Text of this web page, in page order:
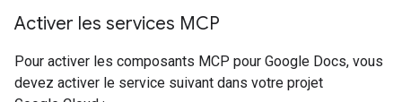
Activer les services MCP
Pour activer les composants MCP pour Google Docs, vous
devez activer le service suivant dans votre projet